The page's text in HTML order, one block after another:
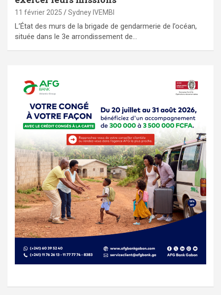
11 février 2025 Sydney IVEMBI
L’État des murs de la brigade de gendarmerie de l’océan,
située dans le 3e arrondissement de…